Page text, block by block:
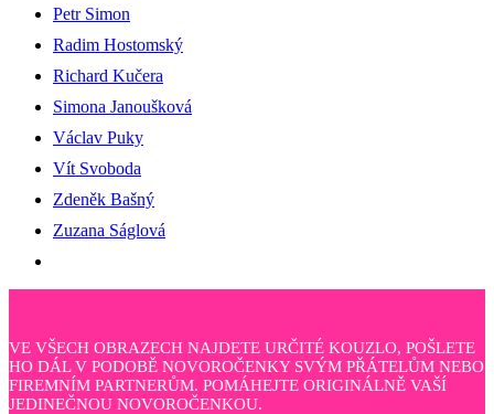
Petr Simon
Radim Hostomský
Richard Kučera
Simona Janoušková
Václav Puky
Vít Svoboda
Zdeněk Bašný
Zuzana Ságlová
VE VŠECH OBRAZECH NAJDETE URČITÉ KOUZLO, POŠLETE
HO DÁL V PODOBĚ NOVOROČENKY SVÝM PŘÁTELŮM NEBO
FIREMNÍM PARTNERŮM. POMÁHEJTE ORIGINÁLNĚ VAŠÍ
JEDINEČNOU NOVOROČENKOU.